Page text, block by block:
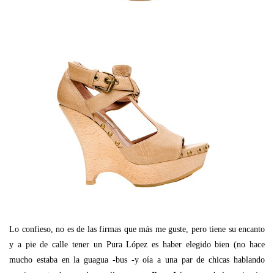
Lo confieso, no es de las firmas que más me guste, pero tiene su encanto
y a pie de calle tener un Pura López es haber elegido bien (no hace
mucho estaba en la guagua -bus -y oía a una par de chicas hablando